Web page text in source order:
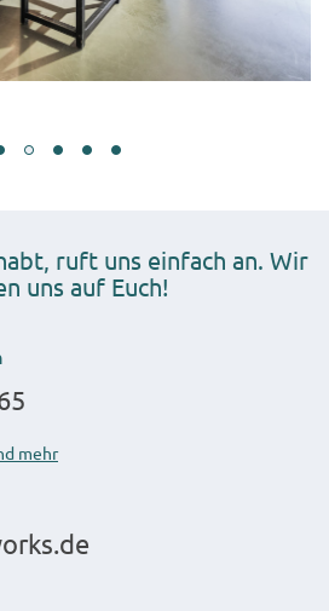
ruft uns einfach an. Wir
uns auf Euch!
mehr